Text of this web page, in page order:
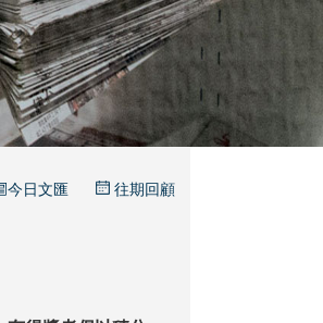
今日文匯 往期回顧